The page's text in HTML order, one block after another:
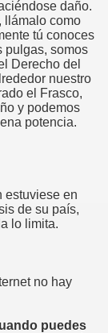
daño.
llámalo como
tú conoces
pulgas, somos
Derecho del
nuestro
el Frasco,
y podemos
potencia.
estuviese en
de su país,
lo limita.
no hay
puedes